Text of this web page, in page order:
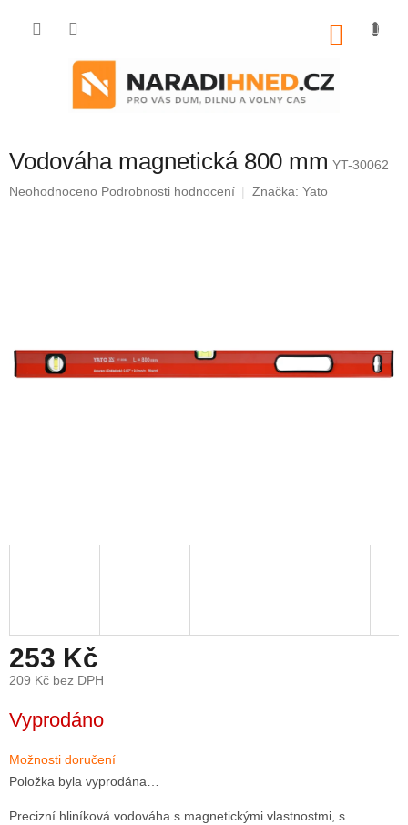
Vodováha magnetická 800 mm YT-30062
Průměrné
Neohodnoceno Podrobnosti hodnocení Značka: Yato
253 Kč
209 Kč bez DPH
cena:
Vyprodáno
Možnosti doručení
Položka byla vyprodána…
Precizní hliníková vodováha s magnetickými vlastnostmi, s